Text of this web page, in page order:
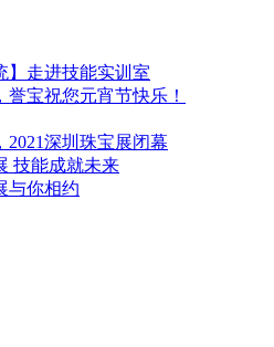
】走进技能实训室
宝祝您元宵节快乐！
深圳珠宝展闭幕
技能成就未来
与你相约